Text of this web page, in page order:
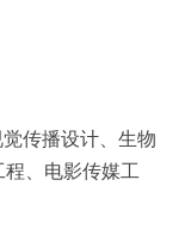
传播设计、生物
、电影传媒工